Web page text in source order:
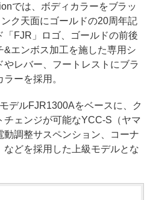
では、ボディカラーをブラッ
ク天面にゴールドの20周年記
「FJR」ロゴ、ゴールドの前後
&エンボス加工を施した専用シ
レバー、フートレストにブラ
ーを採用。
デルFJR1300Aをベースに、ク
チェンジが可能なYCC-S（ヤマ
調整サスペンション、コーナ
どを採用した上級モデルとな